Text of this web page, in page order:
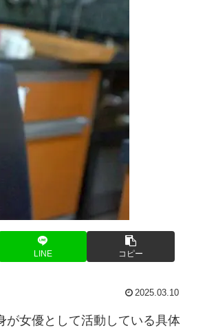
LINE コピー
2025.03.10
が女優として活動している具体